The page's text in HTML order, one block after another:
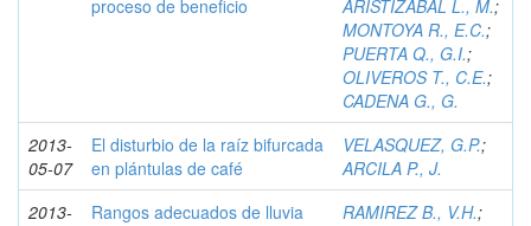
proceso de beneficio
ARISTIZABAL L., M.;
MONTOYA R., E.C.;
PUERTA Q., G.I.;
OLIVEROS T., C.E.;
CADENA G., G.
2013-
05-07
El disturbio de la raíz bifurcada
en plántulas de café
VELASQUEZ, G.P.;
ARCILA P., J.
2013-
Rangos adecuados de lluvia
RAMIREZ B., V.H.;